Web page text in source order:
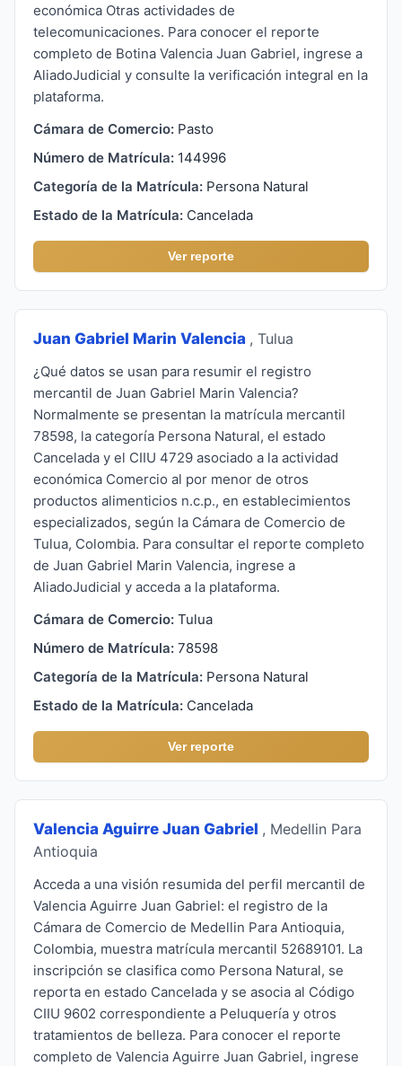
económica Otras actividades de
telecomunicaciones. Para conocer el reporte
completo de Botina Valencia Juan Gabriel, ingrese a
AliadoJudicial y consulte la verificación integral en la
plataforma.
Cámara de Comercio: Pasto
Número de Matrícula: 144996
Categoría de la Matrícula: Persona Natural
Estado de la Matrícula: Cancelada
Ver reporte
Juan Gabriel Marin Valencia , Tulua
¿Qué datos se usan para resumir el registro
mercantil de Juan Gabriel Marin Valencia?
Normalmente se presentan la matrícula mercantil
78598, la categoría Persona Natural, el estado
Cancelada y el CIIU 4729 asociado a la actividad
económica Comercio al por menor de otros
productos alimenticios n.c.p., en establecimientos
especializados, según la Cámara de Comercio de
Tulua, Colombia. Para consultar el reporte completo
de Juan Gabriel Marin Valencia, ingrese a
AliadoJudicial y acceda a la plataforma.
Cámara de Comercio: Tulua
Número de Matrícula: 78598
Categoría de la Matrícula: Persona Natural
Estado de la Matrícula: Cancelada
Ver reporte
Valencia Aguirre Juan Gabriel , Medellin Para
Antioquia
Acceda a una visión resumida del perfil mercantil de
Valencia Aguirre Juan Gabriel: el registro de la
Cámara de Comercio de Medellin Para Antioquia,
Colombia, muestra matrícula mercantil 52689101. La
inscripción se clasifica como Persona Natural, se
reporta en estado Cancelada y se asocia al Código
CIIU 9602 correspondiente a Peluquería y otros
tratamientos de belleza. Para conocer el reporte
completo de Valencia Aguirre Juan Gabriel, ingrese